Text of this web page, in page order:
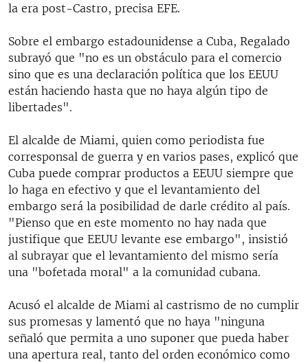
la era post-Castro, precisa EFE.
Sobre el embargo estadounidense a Cuba, Regalado
subrayó que "no es un obstáculo para el comercio
sino que es una declaración política que los EEUU
están haciendo hasta que no haya algún tipo de
libertades".
El alcalde de Miami, quien como periodista fue
corresponsal de guerra y en varios pases, explicó que
Cuba puede comprar productos a EEUU siempre que
lo haga en efectivo y que el levantamiento del
embargo será la posibilidad de darle crédito al país.
"Pienso que en este momento no hay nada que
justifique que EEUU levante ese embargo", insistió
al subrayar que el levantamiento del mismo sería
una "bofetada moral" a la comunidad cubana.
Acusó el alcalde de Miami al castrismo de no cumplir
sus promesas y lamentó que no haya "ninguna
señaló que permita a uno suponer que pueda haber
una apertura real, tanto del orden económico como